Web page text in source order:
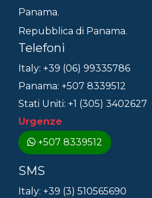
Panama.
Repubblica di Panama.
Telefoni
Italy: +39 (06) 99335786
Panama: +507 8339512
Stati Uniti: +1 (305) 3402627
Urgenze
+507 8339512
SMS
Italy: +39 (3) 510565690